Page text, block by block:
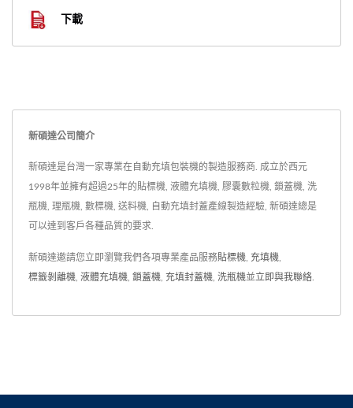
下載
新碩達公司簡介
新碩達是台灣一家專業在自動充填包裝機的製造服務商. 成立於西元
1998年並擁有超過25年的貼標機, 液體充填機, 膠囊數粒機, 鎖蓋機, 洗
瓶機, 理瓶機, 數標機, 送料機, 自動充填封蓋產線製造經驗, 新碩達總是
可以達到客戶各種品質的要求.
新碩達邀請您立即瀏覽我們各項專業產品服務貼標機 充填機
標籤剝離機 液體充填機 鎖蓋機 充填封蓋機 洗瓶機並立即與我聯絡